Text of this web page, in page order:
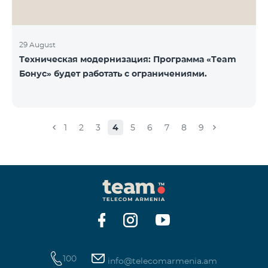
29 August
Техническая модернизация: Программа «Team
Бонус» будет работать с ограничениями.
1 2 3 4 5 6 7 8 9
100 info@telecomarmenia.am